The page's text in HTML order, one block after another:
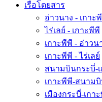
เรือโดยสาร
อ่าวนาง - เกาะ
ไร่เลย์ - เกาะพีพี
เกาะพีพี - อ่าวน
เกาะพีพี - ไร่เลย์
สนามบินกระบี่-
เกาะพีพี-สนาม
เมืองกระบี่-เกา